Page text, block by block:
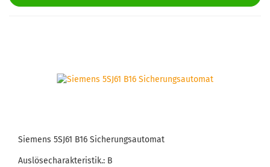
Sie­mens 5SJ61 B16 Si­che­rungs­au­to­mat
Aus­lö­se­cha­rak­te­ris­tik.: B